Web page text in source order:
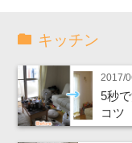
キッチン
2017/
5秒
コツ